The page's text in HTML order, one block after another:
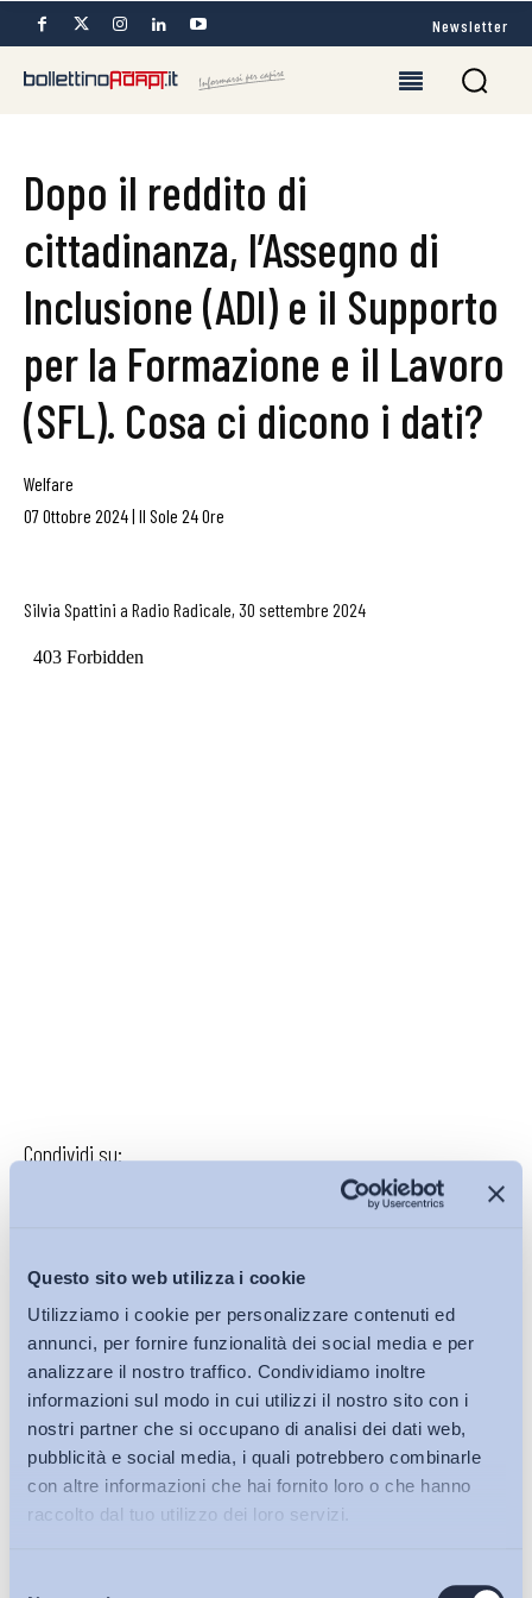
Questo sito web utilizza i cookie
Utilizziamo i cookie per personalizzare contenuti ed
annunci, per fornire funzionalità dei social media e per
analizzare il nostro traffico. Condividiamo inoltre
informazioni sul modo in cui utilizzi il nostro sito con i
nostri partner che si occupano di analisi dei dati web,
pubblicità e social media, i quali potrebbero combinarle
con altre informazioni che hai fornito loro o che hanno
raccolto dal tuo utilizzo dei loro servizi.
Bollettini ADAPT
Newsletter
Dopo il reddito di
cittadinanza, l’Assegno di
Inclusione (ADI) e il Supporto
per la Formazione e il Lavoro
(SFL). Cosa ci dicono i dati?
Welfare
07 Ottobre 2024| Il Sole 24 Ore
Silvia Spattini a Radio Radicale, 30 settembre 2024
Condividi su:
Iscriviti alla Newsletter